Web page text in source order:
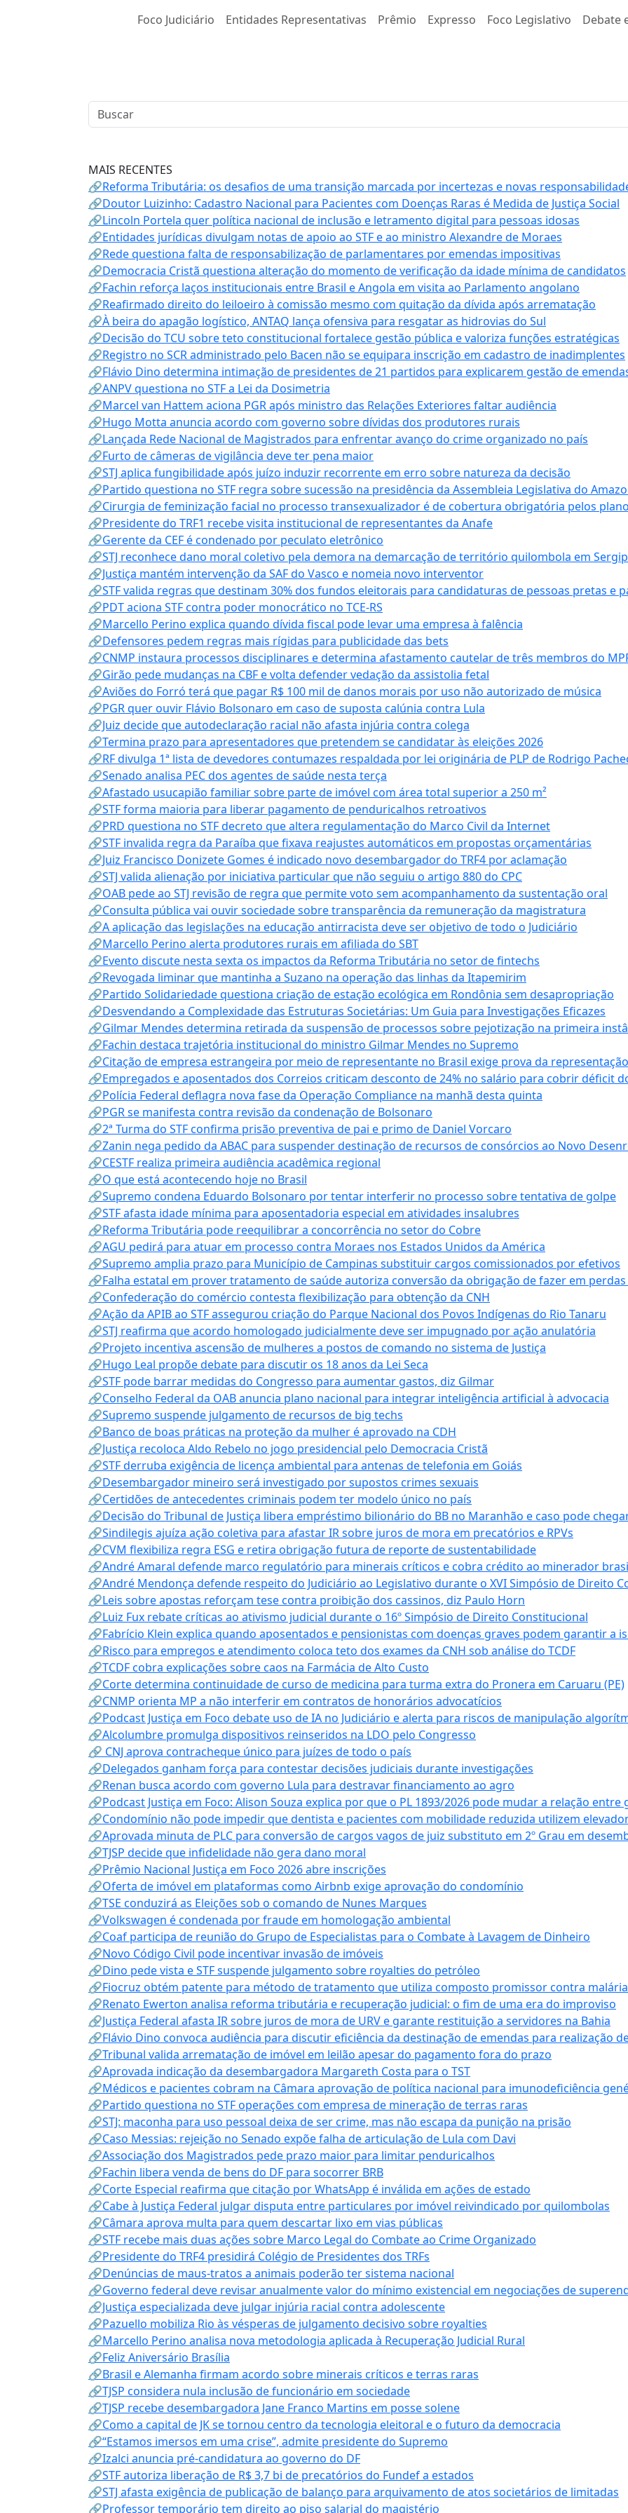
Foco Judiciário Entidades Representativas Prêmio Expresso Foco Legislativo Debate
MAIS RECENTES
🔗Reforma Tributária: os desafios de uma transição marcada por incertezas e novas
🔗Doutor Luizinho: Cadastro Nacional para Pacientes com Doenças Raras é Medida de Justiça Social
🔗Lincoln Portela quer política nacional de inclusão e letramento digital para pessoas idosas
🔗Entidades jurídicas divulgam notas de apoio ao STF e ao ministro Alexandre de Moraes
🔗Rede questiona falta de responsabilização de parlamentares por emendas impositivas
🔗Democracia Cristã questiona alteração do momento de verificação da idade mínima de candidatos
🔗Fachin reforça laços institucionais entre Brasil e Angola em visita ao Parlamento angolano
🔗Reafirmado direito do leiloeiro à comissão mesmo com quitação da dívida após arrematação
🔗À beira do apagão logístico, ANTAQ lança ofensiva para resgatar as hidrovias do Sul
🔗Decisão do TCU sobre teto constitucional fortalece gestão pública e valoriza funções estratégicas
🔗Registro no SCR administrado pelo Bacen não se equipara inscrição em cadastro de inadimplentes
🔗Flávio Dino determina intimação de presidentes de 21 partidos para explicarem gestão de
🔗ANPV questiona no STF a Lei da Dosimetria
🔗Marcel van Hattem aciona PGR após ministro das Relações Exteriores faltar audiência
🔗Hugo Motta anuncia acordo com governo sobre dívidas dos produtores rurais
🔗Lançada Rede Nacional de Magistrados para enfrentar avanço do crime organizado no país
🔗Furto de câmeras de vigilância deve ter pena maior
🔗STJ aplica fungibilidade após juízo induzir recorrente em erro sobre natureza da decisão
🔗Partido questiona no STF regra sobre sucessão na presidência da Assembleia Legislativa do
🔗Cirurgia de feminização facial no processo transexualizador é de cobertura obrigatória pelos
🔗Presidente do TRF1 recebe visita institucional de representantes da Anafe
🔗Gerente da CEF é condenado por peculato eletrônico
🔗STJ reconhece dano moral coletivo pela demora na demarcação de território quilombola em
🔗Justiça mantém intervenção da SAF do Vasco e nomeia novo interventor
🔗STF valida regras que destinam 30% dos fundos eleitorais para candidaturas de pessoas pretas e
🔗PDT aciona STF contra poder monocrático no TCE-RS
🔗Marcello Perino explica quando dívida fiscal pode levar uma empresa à falência
🔗Defensores pedem regras mais rígidas para publicidade das bets
🔗CNMP instaura processos disciplinares e determina afastamento cautelar de três membros do
🔗Girão pede mudanças na CBF e volta defender vedação da assistolia fetal
🔗Aviões do Forró terá que pagar R$ 100 mil de danos morais por uso não autorizado de música
🔗PGR quer ouvir Flávio Bolsonaro em caso de suposta calúnia contra Lula
🔗Juiz decide que autodeclaração racial não afasta injúria contra colega
🔗Termina prazo para apresentadores que pretendem se candidatar às eleições 2026
🔗RF divulga 1ª lista de devedores contumazes respaldada por lei originária de PLP de Rodrigo
🔗Senado analisa PEC dos agentes de saúde nesta terça
🔗Afastado usucapião familiar sobre parte de imóvel com área total superior a 250 m²
🔗STF forma maioria para liberar pagamento de penduricalhos retroativos
🔗PRD questiona no STF decreto que altera regulamentação do Marco Civil da Internet
🔗STF invalida regra da Paraíba que fixava reajustes automáticos em propostas orçamentárias
🔗Juiz Francisco Donizete Gomes é indicado novo desembargador do TRF4 por aclamação
🔗STJ valida alienação por iniciativa particular que não seguiu o artigo 880 do CPC
🔗OAB pede ao STJ revisão de regra que permite voto sem acompanhamento da sustentação oral
🔗Consulta pública vai ouvir sociedade sobre transparência da remuneração da magistratura
🔗A aplicação das legislações na educação antirracista deve ser objetivo de todo o Judiciário
🔗Marcello Perino alerta produtores rurais em afiliada do SBT
🔗Evento discute nesta sexta os impactos da Reforma Tributária no setor de fintechs
🔗Revogada liminar que mantinha a Suzano na operação das linhas da Itapemirim
🔗Partido Solidariedade questiona criação de estação ecológica em Rondônia sem desapropriação
🔗Desvendando a Complexidade das Estruturas Societárias: Um Guia para Investigações Eficazes
🔗Gilmar Mendes determina retirada da suspensão de processos sobre pejotização na primeira
🔗Fachin destaca trajetória institucional do ministro Gilmar Mendes no Supremo
🔗Citação de empresa estrangeira por meio de representante no Brasil exige prova da representação
🔗Empregados e aposentados dos Correios criticam desconto de 24% no salário para cobrir déficit
🔗Polícia Federal deflagra nova fase da Operação Compliance na manhã desta quinta
🔗PGR se manifesta contra revisão da condenação de Bolsonaro
🔗2ª Turma do STF confirma prisão preventiva de pai e primo de Daniel Vorcaro
🔗Zanin nega pedido da ABAC para suspender destinação de recursos de consórcios ao Novo
🔗CESTF realiza primeira audiência acadêmica regional
🔗O que está acontecendo hoje no Brasil
🔗Supremo condena Eduardo Bolsonaro por tentar interferir no processo sobre tentativa de golpe
🔗STF afasta idade mínima para aposentadoria especial em atividades insalubres
🔗Reforma Tributária pode reequilibrar a concorrência no setor do Cobre
🔗AGU pedirá para atuar em processo contra Moraes nos Estados Unidos da América
🔗Supremo amplia prazo para Município de Campinas substituir cargos comissionados por efetivos
🔗Falha estatal em prover tratamento de saúde autoriza conversão da obrigação de fazer em perdas
🔗Confederação do comércio contesta flexibilização para obtenção da CNH
🔗Ação da APIB ao STF assegurou criação do Parque Nacional dos Povos Indígenas do Rio Tanaru
🔗STJ reafirma que acordo homologado judicialmente deve ser impugnado por ação anulatória
🔗Projeto incentiva ascensão de mulheres a postos de comando no sistema de Justiça
🔗Hugo Leal propõe debate para discutir os 18 anos da Lei Seca
🔗STF pode barrar medidas do Congresso para aumentar gastos, diz Gilmar
🔗Conselho Federal da OAB anuncia plano nacional para integrar inteligência artificial à advocacia
🔗Supremo suspende julgamento de recursos de big techs
🔗Banco de boas práticas na proteção da mulher é aprovado na CDH
🔗Justiça recoloca Aldo Rebelo no jogo presidencial pelo Democracia Cristã
🔗STF derruba exigência de licença ambiental para antenas de telefonia em Goiás
🔗Desembargador mineiro será investigado por supostos crimes sexuais
🔗Certidões de antecedentes criminais podem ter modelo único no país
🔗Decisão do Tribunal de Justiça libera empréstimo bilionário do BB no Maranhão e caso pode chegar
🔗Sindilegis ajuíza ação coletiva para afastar IR sobre juros de mora em precatórios e RPVs
🔗CVM flexibiliza regra ESG e retira obrigação futura de reporte de sustentabilidade
🔗André Amaral defende marco regulatório para minerais críticos e cobra crédito ao minerador
🔗André Mendonça defende respeito do Judiciário ao Legislativo durante o XVI Simpósio de Direito
🔗Leis sobre apostas reforçam tese contra proibição dos cassinos, diz Paulo Horn
🔗Luiz Fux rebate críticas ao ativismo judicial durante o 16º Simpósio de Direito Constitucional
🔗Fabrício Klein explica quando aposentados e pensionistas com doenças graves podem garantir a
🔗Risco para empregos e atendimento coloca teto dos exames da CNH sob análise do TCDF
🔗TCDF cobra explicações sobre caos na Farmácia de Alto Custo
🔗Corte determina continuidade de curso de medicina para turma extra do Pronera em Caruaru (PE)
🔗CNMP orienta MP a não interferir em contratos de honorários advocatícios
🔗Podcast Justiça em Foco debate uso de IA no Judiciário e alerta para riscos de manipulação
🔗Alcolumbre promulga dispositivos reinseridos na LDO pelo Congresso
🔗 CNJ aprova contracheque único para juízes de todo o país
🔗Delegados ganham força para contestar decisões judiciais durante investigações
🔗Renan busca acordo com governo Lula para destravar financiamento ao agro
🔗Podcast Justiça em Foco: Alison Souza explica por que o PL 1893/2026 pode mudar a relação
🔗Condomínio não pode impedir que dentista e pacientes com mobilidade reduzida utilizem
🔗Aprovada minuta de PLC para conversão de cargos vagos de juiz substituto em 2º Grau em
🔗TJSP decide que infidelidade não gera dano moral
🔗Prêmio Nacional Justiça em Foco 2026 abre inscrições
🔗Oferta de imóvel em plataformas como Airbnb exige aprovação do condomínio
🔗TSE conduzirá as Eleições sob o comando de Nunes Marques
🔗Volkswagen é condenada por fraude em homologação ambiental
🔗Coaf participa de reunião do Grupo de Especialistas para o Combate à Lavagem de Dinheiro
🔗Novo Código Civil pode incentivar invasão de imóveis
🔗Dino pede vista e STF suspende julgamento sobre royalties do petróleo
🔗Fiocruz obtém patente para método de tratamento que utiliza composto promissor contra
🔗Renato Ewerton analisa reforma tributária e recuperação judicial: o fim de uma era do improviso
🔗Justiça Federal afasta IR sobre juros de mora de URV e garante restituição a servidores na Bahia
🔗Flávio Dino convoca audiência para discutir eficiência da destinação de emendas para realização
🔗Tribunal valida arrematação de imóvel em leilão apesar do pagamento fora do prazo
🔗Aprovada indicação da desembargadora Margareth Costa para o TST
🔗Médicos e pacientes cobram na Câmara aprovação de política nacional para imunodeficiência
🔗Partido questiona no STF operações com empresa de mineração de terras raras
🔗STJ: maconha para uso pessoal deixa de ser crime, mas não escapa da punição na prisão
🔗Caso Messias: rejeição no Senado expõe falha de articulação de Lula com Davi
🔗Associação dos Magistrados pede prazo maior para limitar penduricalhos
🔗Fachin libera venda de bens do DF para socorrer BRB
🔗Corte Especial reafirma que citação por WhatsApp é inválida em ações de estado
🔗Cabe à Justiça Federal julgar disputa entre particulares por imóvel reivindicado por quilombolas
🔗Câmara aprova multa para quem descartar lixo em vias públicas
🔗STF recebe mais duas ações sobre Marco Legal do Combate ao Crime Organizado
🔗Presidente do TRF4 presidirá Colégio de Presidentes dos TRFs
🔗Denúncias de maus-tratos a animais poderão ter sistema nacional
🔗Governo federal deve revisar anualmente valor do mínimo existencial em negociações de
🔗Justiça especializada deve julgar injúria racial contra adolescente
🔗Pazuello mobiliza Rio às vésperas de julgamento decisivo sobre royalties
🔗Marcello Perino analisa nova metodologia aplicada à Recuperação Judicial Rural
🔗Feliz Aniversário Brasília
🔗Brasil e Alemanha firmam acordo sobre minerais críticos e terras raras
🔗TJSP considera nula inclusão de funcionário em sociedade
🔗TJSP recebe desembargadora Jane Franco Martins em posse solene
🔗Como a capital de JK se tornou centro da tecnologia eleitoral e o futuro da democracia
🔗“Estamos imersos em uma crise”, admite presidente do Supremo
🔗Izalci anuncia pré-candidatura ao governo do DF
🔗STF autoriza liberação de R$ 3,7 bi de precatórios do Fundef a estados
🔗STJ afasta exigência de publicação de balanço para arquivamento de atos societários de limitadas
🔗Professor temporário tem direito ao piso salarial do magistério